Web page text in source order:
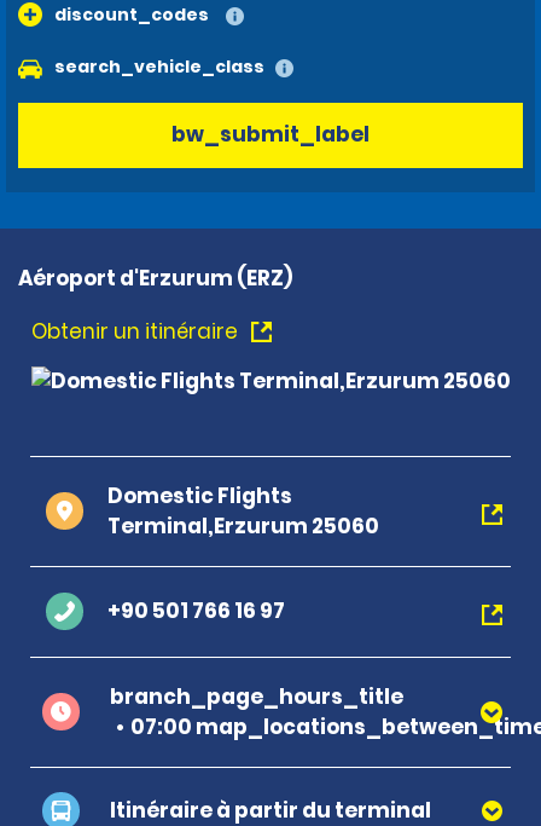
discount_codes
search_vehicle_class
bw_submit_label
Aéroport d'Erzurum (ERZ)
Obtenir un itinéraire
Domestic Flights
Terminal,Erzurum 25060
+90 501 766 16 97
branch_page_hours_title
07:00
Itinéraire à partir du terminal